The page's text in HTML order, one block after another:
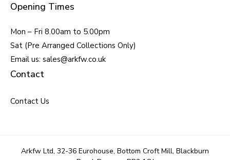
Opening Times
Mon – Fri 8.00am to 5.00pm
Sat (Pre Arranged Collections Only)
Email us: sales@arkfw.co.uk
Contact
Contact Us
Arkfw Ltd, 32-36 Eurohouse, Bottom Croft Mill, Blackburn